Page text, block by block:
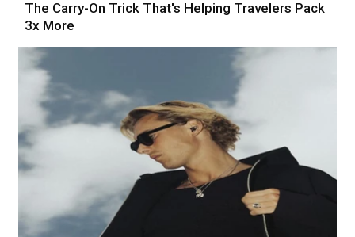
The Carry-On Trick That's Helping Travelers Pack
3x More